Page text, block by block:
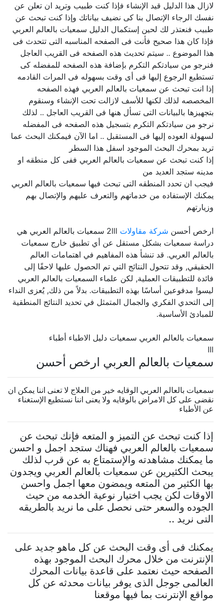
لازال هذا الدليل قيد الإنشاء فإذا كنت طبيب وتريد ان تعلن عن
نفسك الرجاء الإتصال بنا كى نضيف بياناتك وإذا كنت تبحث عن
طبيب فنعتذر لك لحين إستكمال الدليل سمعيات بالعالم العربي
فإذا كان هذا صحيح فأنت فى الصفحه المناسبه التى تتحدث فى
هذا الموضوع .. سيتم تحديث هذه الصفحه فى القريب العاجل
فنرجو من سيادتكم التكرم بإضافة هذه الصفحه للمفضله كى
تستطيع الرجوع إليها فى أى وقت بسهوله فى المرات القادمه
إذا انت تبحث عن سمعيات بالعالم العربي فهذه الصفحه
المخصصه لذلك لكنها للأسف لازالت تحت الإنشاء وسنقوم
بتجهيزها بالبيانات التى تسأل هنها فى القريب العاجل .. لذلك
نرجو من سيادتكم التكرم بتسجيل هذه الصفحه فى المفضله
لسهولة العوده إليها فى المستقبل .. اما الآن فيمكنك البحث عما
تريد بمحرك البحث الموجود اسفل هذا السطر
إذا كنت تبحث عن سمعيات بالعالم العربي ففى كل منطقه او
مدينه ستجد العديد من
فيجب ان تحدد المنطقه التى تبحث فيها سمعيات بالعالم العربي
يمكنك الإستفاده من خدماتهم والتعرف عليهم والإتصال بهم
وزيارتهم
ارخص أحسنشركة مقاولات
2lll سمعيات بالعالم العربي هي
دراسة سمعيات بشكل مستقل عن أي تطبيق خارج سمعيات
بالعالم العربي. قد تنشأ هذه المفاهيم في اهتمامات العالم
الحقيقي, وقد تتحول النتائج التي تم الحصول عليها لاحقًا إلى
فائدة للتطبيقات العملية, لكن علماء السمعيات بالعالم العربي
ليسوا مدفوعين أساسًا بهذه التطبيقات. بدلاً من ذلك, يُعزى النداء
إلى التحدي الفكري والجمال المتمثل في تحديد النتائج المنطقية
للمبادئ الأساسية.
سمعيات بالعالم العربي سمعيات دليل الاطباء أطباء
سمعيات بالعالم العربي ارخص أحسن
سمعيات بالعالم العربي الوقايه خير من العلاج لا تعنى اننا يمكن ان
نقضى على كل الامراض بالوقايه ولا يعنى اننا نستطيع الإستغناء
عن الأطباء
إذا كنت تبحث عن التميز و المتعه فإنك تبحث عن
سمعيات بالعالم العربي فهناك ستجد اجمل و احسن
ما يمكنك مشاهدته والإستمتاع به عن قرب لذلك
يبحث الكثيرين عن سمعيات بالعالم العربي ويجدون
بها الكثير من المتعه ويمضون معها اجمل واحسن
الاوقات لكن يجب اختيار نوعية الخدمه من حيث
الجوده والسعر حتى نحصل على ما نريد بالطريقه
التى نريد ..
يمكنك فى أى وقت البحث عن كل ماهو جديد على
الإنترنت من خلال محرك البحث الموجود بهذه
الصفحه حيث نعتمد على قاعدة بيانات المحرك
العالمى جوجل الذى يوفر بيانات محدثه عن كل
مواقع الإنترنت بما فيها موقعنا